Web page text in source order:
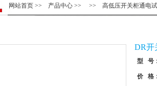
网站首页 >> 产品中心 >> >> 高低压开关柜通电
DR开
型 号
价 格